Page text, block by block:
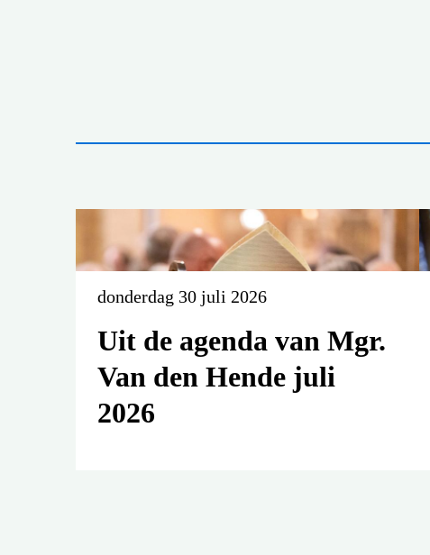
donderdag 30 juli 2026
Uit de agenda van Mgr.
Van den Hende juli
2026